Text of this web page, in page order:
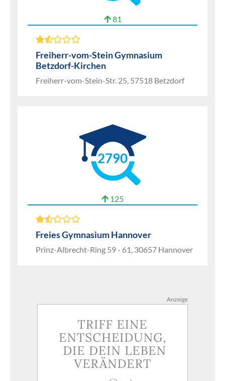
81
Freiherr-vom-Stein Gymnasium
Betzdorf-Kirchen
Freiherr-vom-Stein-Str. 25, 57518 Betzdorf
2790
125
Freies Gymnasium Hannover
Prinz-Albrecht-Ring 59 - 61, 30657 Hannover
Anzeige